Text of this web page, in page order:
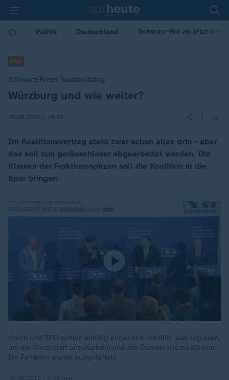
Politik Deutschland Schwarz-Rot ab jetzt
FAQ
Schwarz-Rotes Teambuilding
:
Würzburg und wie weiter?
29.08.2025 | 19:34
Im Koalitionsvertrag steht zwar schon alles drin - aber
das soll nun geräuschloser abgearbeitet werden. Die
Klausur der Fraktionsspitzen soll die Koalition in die
Spur bringen.
Union und SPD wollen künftig enger und konfliktfreier regieren,
um die Wirtschaft anzukurbeln und die Demokratie zu stärken.
Ein Fahrplan wurde ausgetüftelt.